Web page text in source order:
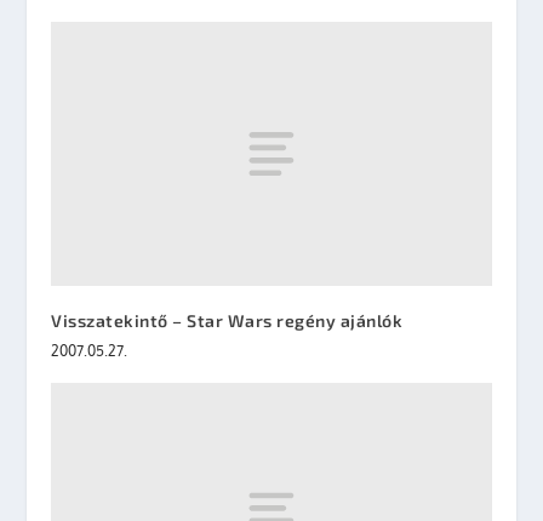
Visszatekintő – Star Wars regény ajánlók
2007.05.27.